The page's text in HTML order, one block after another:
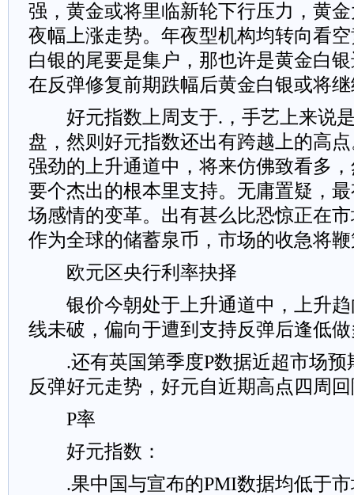
强，黄金或将里临新轮下行压力，黄
夜幅上涨走势。年夜型机构均转向看
白银的尾要是集户，那也许是黄金白
在反弹修复前期跌幅后黄金白银或将
好元指数上周支于.，手艺上来说是
盘，然则好元指数还出有跨越上的高
强劲的上升通道中，将来仿佛致看多
要个杰出的根本里支持。无庸置疑，
场感情的变革。出有甚么比恐惊正在
作为全球的储蓄泉币，市场的收急将
欧元区央行利率抉择
银价今朝处于上升通道中，上升趋
线未破，偏向于遭到支持反弹后逢低
.还有英国第季度P数据近超市场预
反弹好元走势，好元自近期高点四周
P率
好元指数：
.果中国与宣布的PMI数据均低于市